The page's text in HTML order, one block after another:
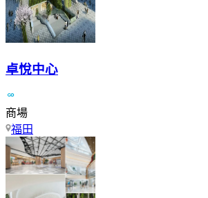
卓悅中心
商場
福田